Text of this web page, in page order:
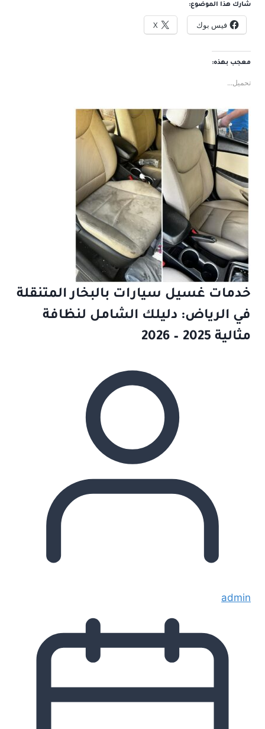
شارك هذا الموضوع:
فيس بوك X
معجب بهذه:
تحميل...
خدمات غسيل سيارات بالبخار المتنقلة
في الرياض: دليلك الشامل لنظافة
مثالية 2025 – 2026
admin